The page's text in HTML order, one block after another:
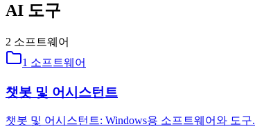
AI 도구
2 소프트웨어
1 소프트웨어
챗봇 및 어시스턴트
챗봇 및 어시스턴트: Windows용 소프트웨어와 도구.